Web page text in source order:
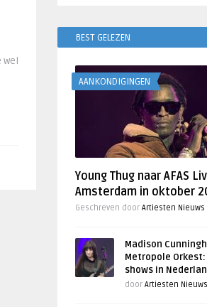
BEST GELEZEN
AANKONDIGINGEN
Young Thug naar AFAS
Amsterdam in oktober
Geschreven door Artiesten Nieuws
Madison
Metropole
shows in
door Artiesten Nieuws